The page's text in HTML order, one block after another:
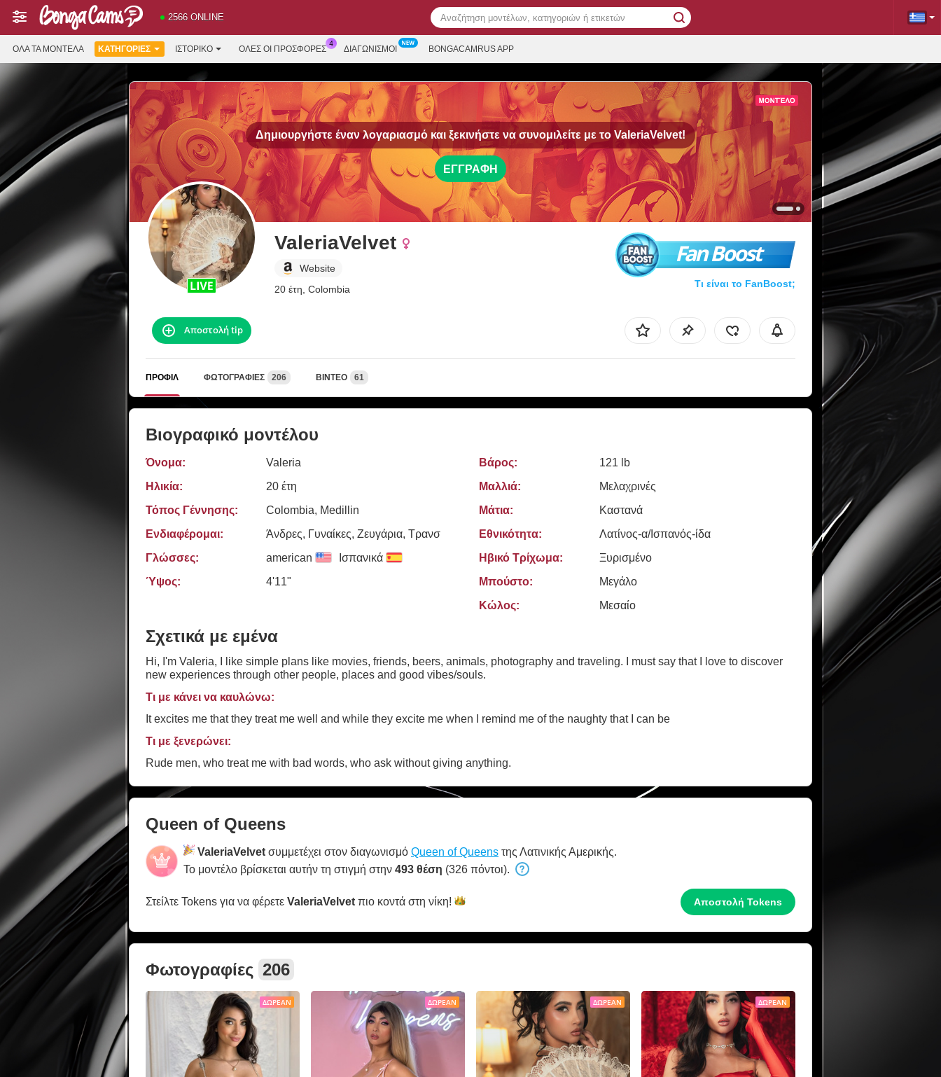
2566 ONLINE
ΌΛΑ ΤΑ ΜΟΝΤΈΛΑ ΚΑΤΗΓΟΡΊΕΣ ΙΣΤΟΡΙΚΌ ΟΛΕΣ ΟΙ ΠΡΟΣΦΟΡΕΣ ΔΙΑΓΩΝΙΣΜΟΊ BONGACAMRUS APP
Δημιουργήστε έναν λογαριασμό και ξεκινήστε να συνομιλείτε με το ValeriaVelvet!
ΕΓΓΡΑΦΉ
ValeriaVelvet
Website
20 έτη, Colombia
Fan Boost
Τι είναι το FanBoost;
Αποστολή tip
ΠΡΟΦΊΛ ΦΩΤΟΓΡΑΦΊΕΣ 206 ΒΊΝΤΕΟ 61
Βιογραφικό μοντέλου
Όνομα:
Valeria
Ηλικία:
20 έτη
Τόπος Γέννησης:
Colombia, Medillin
Ενδιαφέρομαι:
Άνδρες, Γυναίκες, Zευγάρια, Τρανσ
Γλώσσες:
american Ισπανικά
Ύψος: 4'11"
Βάρος:
121 lb
Μαλλιά:
Μελαχρινές
Μάτια:
Καστανά
Εθνικότητα:
Λατίνος-α/Ισπανός-ίδα
Ηβικό Τρίχωμα:
Ξυρισμένο
Μπούστο:
Μεγάλο
Κώλος:
Μεσαίο
Σχετικά με εμένα
Hi, I'm Valeria, I like simple plans like movies, friends, beers, animals, photography and traveling. I must say that I love to discover
new experiences through other people, places and good vibes/souls.
Τι με κάνει να καυλώνω:
It excites me that they treat me well and while they excite me when I remind me of the naughty that I can be
Τι με ξενερώνει:
Rude men, who treat me with bad words, who ask without giving anything.
Queen of Queens
ValeriaVelvet συμμετέχει στον διαγωνισμό Queen of Queens της Λατινικής Αμερικής.
Το μοντέλο βρίσκεται αυτήν τη στιγμή στην 493 θέση (326 πόντοι).
Στείλτε Tokens για να φέρετε ValeriaVelvet πιο κοντά στη νίκη! Αποστολή Tokens
Φωτογραφίες 206
ΔΩΡΕΆΝ ΔΩΡΕΆΝ ΔΩΡΕΆΝ ΔΩΡΕΆΝ